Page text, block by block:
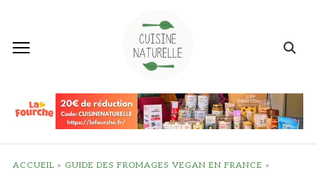
Search
ACCUEIL » GUIDE DES FROMAGES VEGAN EN FRANCE »